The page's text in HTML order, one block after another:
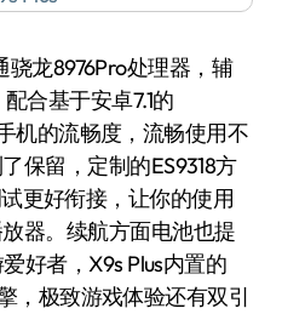
龙8976Pro处理器，辅
合基于安卓7.1的
机的流畅度，流畅使用不
保留，定制的ES9318方
更好衔接，让你的使用
器。续航方面电池也提
好者，X9s Plus内置的
，极致游戏体验还有双引